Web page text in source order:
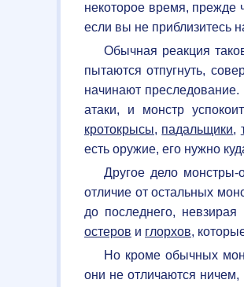
некоторое время, прежде
если вы не приблизитесь
Обычная реакция
пытаются отпугнуть,
начинают
атаки, и монстр
кротокрысы, падальщики,
есть оружие, его нужно
Другое дело монстры-
отличие от остальных
до последнего,
остеров и глорхов,
Но кроме обычных
они не отличаются ничем,